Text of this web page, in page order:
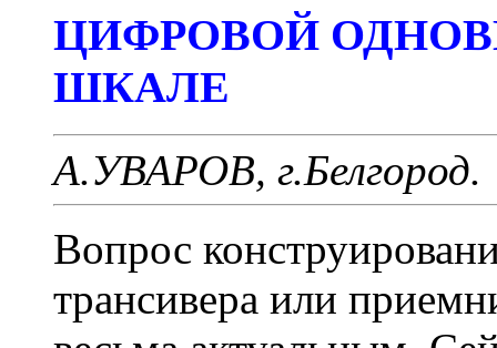
ЦИФРОВОЙ
ШКАЛЕ
А.УВАРОВ, г.Белгород.
Вопрос
трансивера или